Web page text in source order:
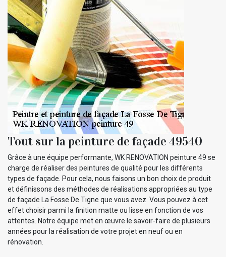
Tout sur la peinture de façade 49540
Grâce à une équipe performante, WK RENOVATION peinture 49 se
charge de réaliser des peintures de qualité pour les différents
types de façade. Pour cela, nous faisons un bon choix de produit
et définissons des méthodes de réalisations appropriées au type
de façade La Fosse De Tigne que vous avez. Vous pouvez à cet
effet choisir parmi la finition matte ou lisse en fonction de vos
attentes. Notre équipe met en œuvre le savoir-faire de plusieurs
années pour la réalisation de votre projet en neuf ou en
rénovation.